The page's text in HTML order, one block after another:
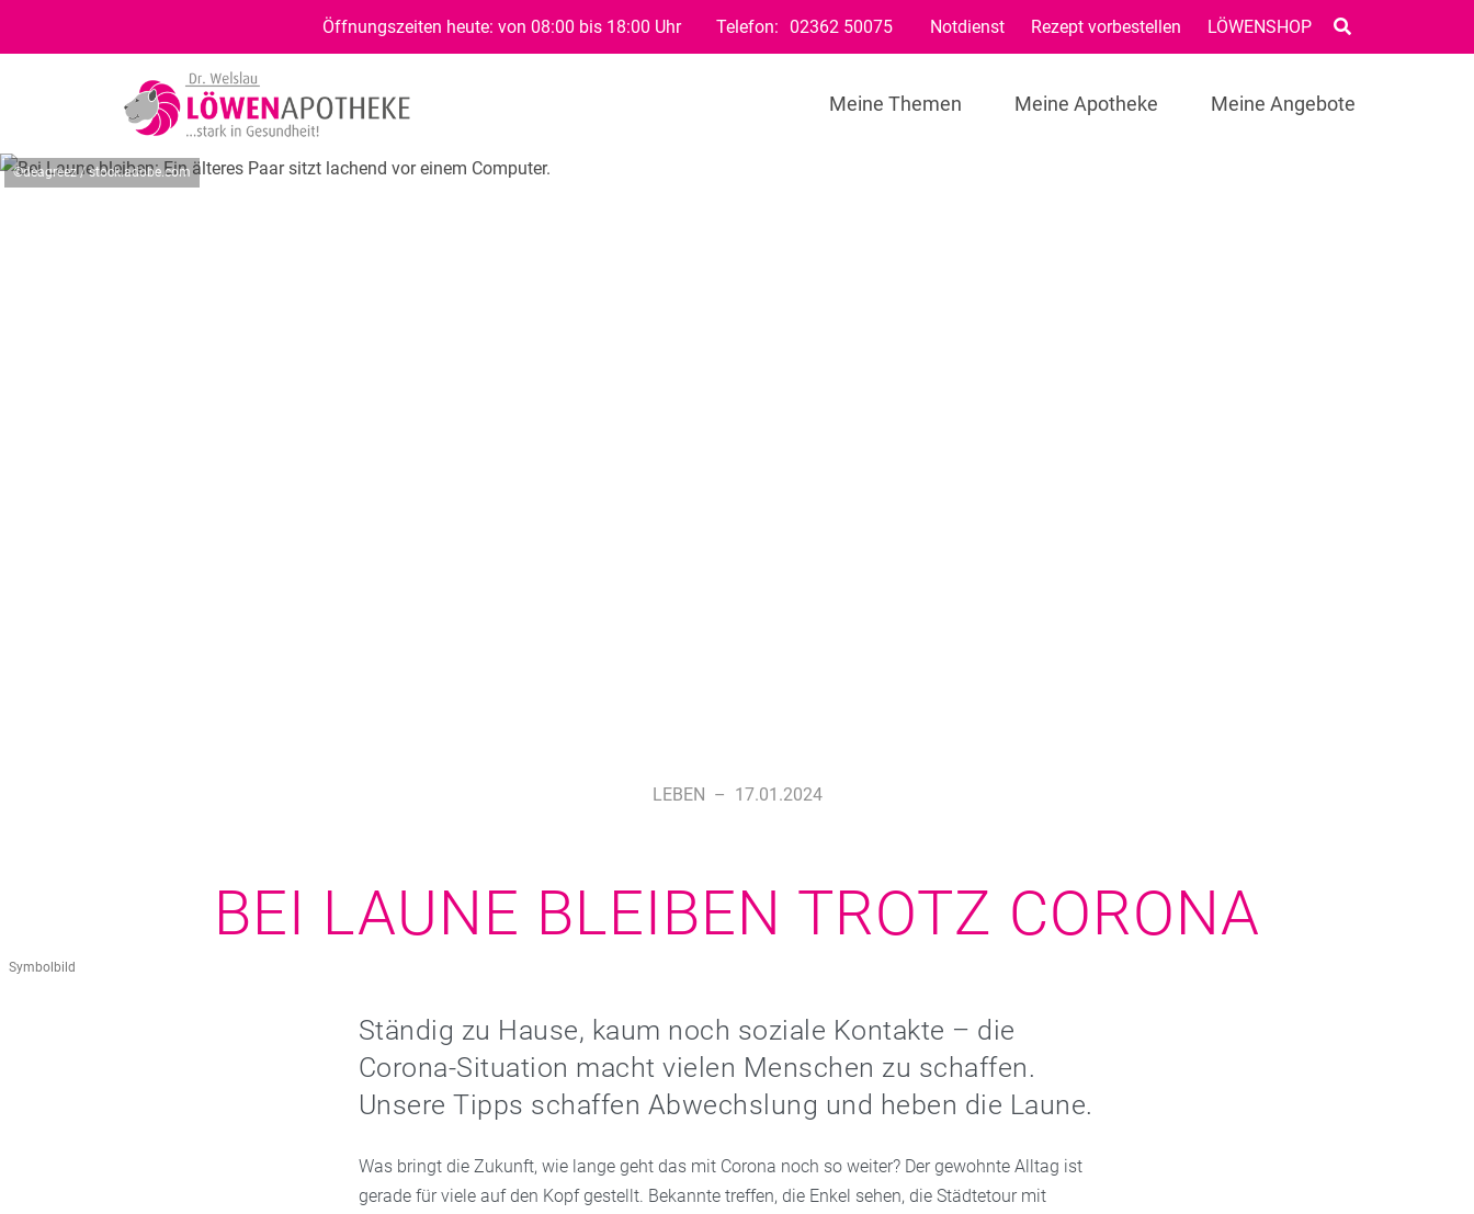
Öffnungszeiten heute: von 08:00 bis 18:00 Uhr Telefon: 02362 50075 Notdienst Rezept vorbestellen LÖWENSHOP
Meine Themen Meine Apotheke Meine Angebote
©deagreez / stock.adobe.com
Symbolbild
LEBEN – 17.01.2024
BEI LAUNE BLEIBEN TROTZ CORONA
Ständig zu Hause, kaum noch soziale Kontakte – die
Corona-Situation macht vielen Menschen zu schaffen.
Unsere Tipps schaffen Abwechslung und heben die Laune.
Was bringt die Zukunft, wie lange geht das mit Corona noch so weiter? Der gewohnte Alltag ist
gerade für viele auf den Kopf gestellt. Bekannte treffen, die Enkel sehen, die Städtetour mit